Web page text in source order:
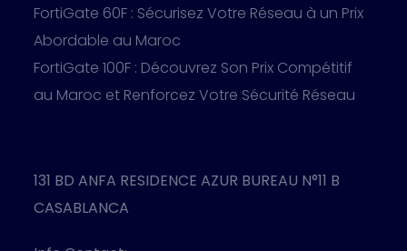
FortiGate 60F : Sécurisez Votre Réseau à un Prix
Abordable au Maroc
FortiGate 100F : Découvrez Son Prix Compétitif
au Maroc et Renforcez Votre Sécurité Réseau
131 BD ANFA RESIDENCE AZUR BUREAU N°11 B
CASABLANCA